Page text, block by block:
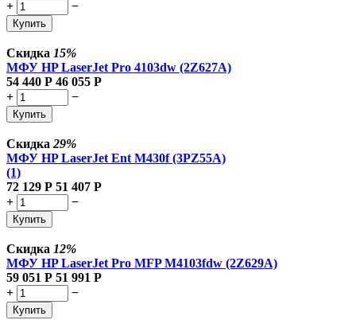
+
−
Купить
Скидка 15%
МФУ HP LaserJet Pro 4103dw (2Z627A)
54 440 Р 46 055 Р
+
−
Купить
Скидка 29%
МФУ HP LaserJet Ent M430f (3PZ55A)
(1)
72 129 Р 51 407 Р
+
−
Купить
Скидка 12%
МФУ HP LaserJet Pro MFP M4103fdw (2Z629A)
59 051 Р 51 991 Р
+
−
Купить